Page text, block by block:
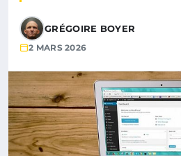
GRÉGOIRE BOYER
2 MARS 2026